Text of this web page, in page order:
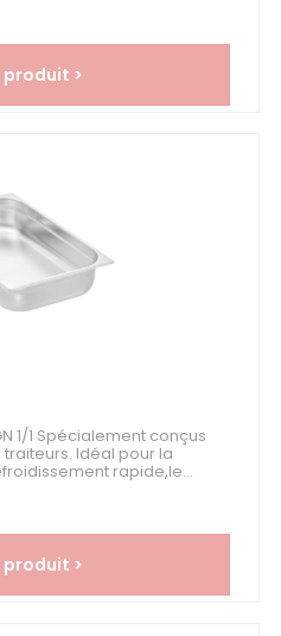
produit >
1/1 Spécialement conçus
Idéal pour la
rapide,le...
produit >